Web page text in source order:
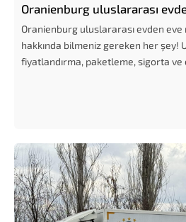
Oranienburg uluslararası
Oranienburg uluslararası evden
hakkında bilmeniz gereken her şey!
fiyatlandırma, paketleme, sigorta ve